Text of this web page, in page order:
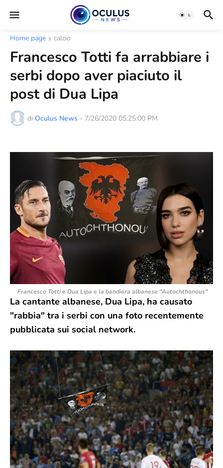
Home page calcio
Francesco Totti fa arrabbiare i
serbi dopo aver piaciuto il
post di Dua Lipa
di Oculus News - 7/26/2020 05:25:00 PM
Francesco Totti e Dua Lipa e la bandiera albanese "Autochthonous"
La cantante albanese, Dua Lipa, ha causato
"rabbia" tra i serbi con una foto recentemente
pubblicata sui social network.